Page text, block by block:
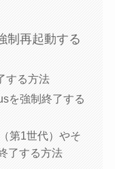
制再起動する
する方法
を強制終了する
第1世代）やそ
了する方法